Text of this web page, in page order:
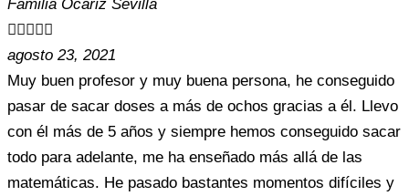
Familia Ocáriz Sevilla

agosto 23, 2021
Muy buen profesor y muy buena persona, he conseguido
pasar de sacar doses a más de ochos gracias a él. Llevo
con él más de 5 años y siempre hemos conseguido sacar
todo para adelante, me ha enseñado más allá de las
matemáticas. He pasado bastantes momentos difíciles y